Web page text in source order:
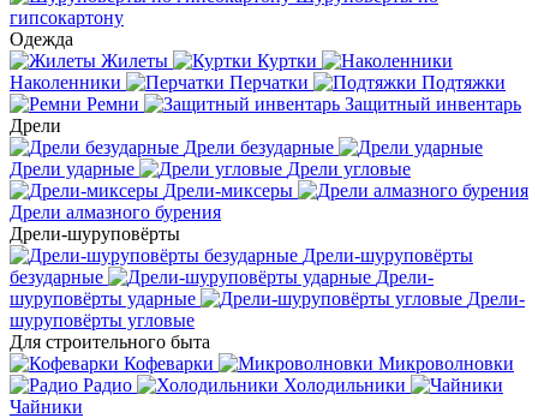
гипсокартону
Одежда
Жилеты
Куртки
Наколенники
Перчатки
Подтяжки
Ремни
Защитный инвентарь
Дрели
Дрели безударные
Дрели ударные
Дрели угловые
Дрели-миксеры
Дрели алмазного бурения
Дрели-шуруповёрты
Дрели-шуруповёрты
безударные
Дрели-
шуруповёрты ударные
Дрели-
шуруповёрты угловые
Для строительного быта
Кофеварки
Микроволновки
Радио
Холодильники
Чайники